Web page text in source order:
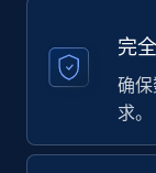
完
确
求。